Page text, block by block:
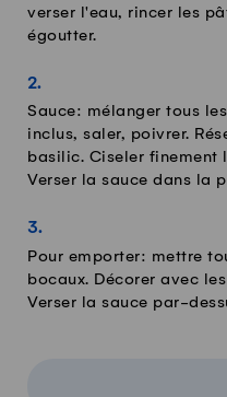
verser l'eau, rincer les
égoutter.
Sauce: mélanger tous
inclus, saler, poivrer.
basilic. Ciseler finement
Verser la sauce dans la
Pour emporter: mettre
bocaux. Décorer avec
Verser la sauce par-